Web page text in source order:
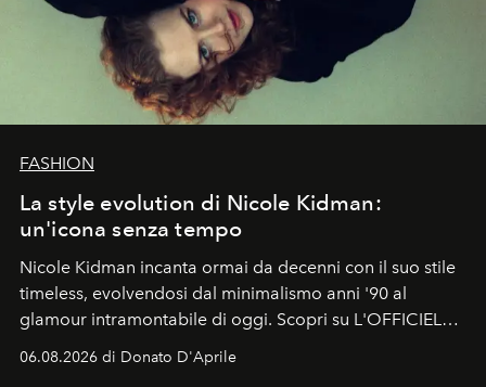
FASHION
La style evolution di Nicole Kidman:
un'icona senza tempo
Nicole Kidman incanta ormai da decenni con il suo stile
timeless, evolvendosi dal minimalismo anni '90 al
glamour intramontabile di oggi. Scopri su L'OFFICIEL
06.08.2026 di Donato D'Aprile